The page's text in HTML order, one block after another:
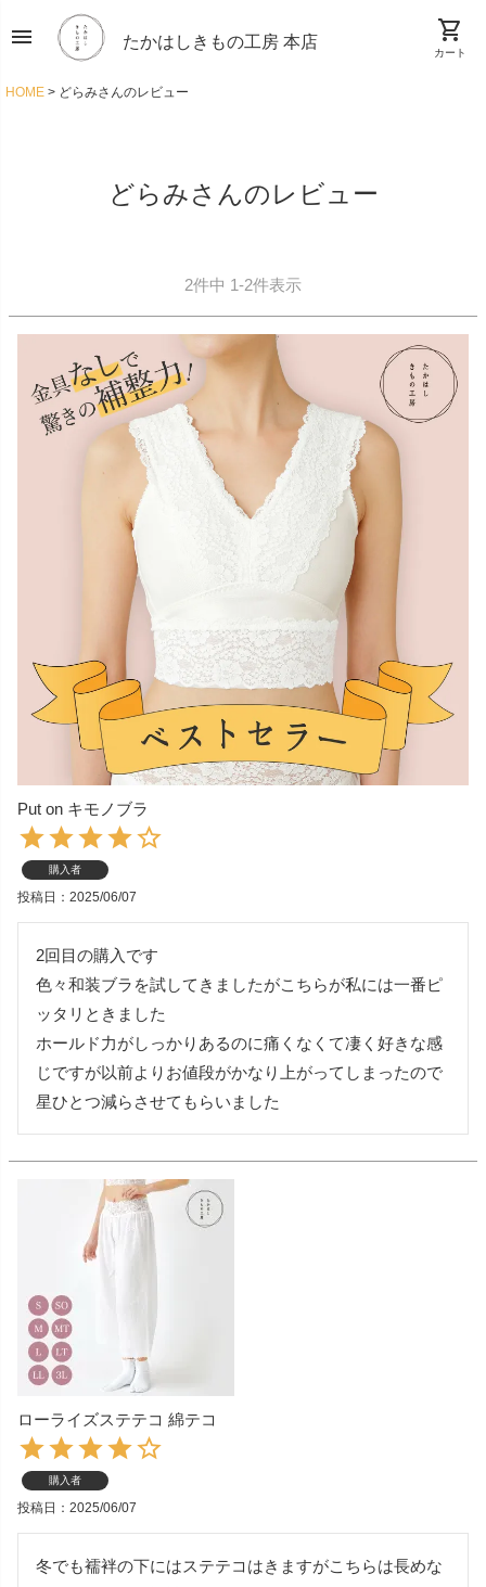
menu たかはしきもの工房 本店 shopping_cart
カート
HOME どらみさんのレビュー
どらみさんのレビュー
2件中 1-2件表示
Put on キモノブラ
購入者
投稿日 2025/06/07
2回目の購入です
色々和装ブラを試してきましたがこちらが私には一番ピ
ッタリときました
ホールド力がしっかりあるのに痛くなくて凄く好きな感
じですが以前よりお値段がかなり上がってしまったので
星ひとつ減らさせてもらいました
ローライズステテコ 綿テコ
購入者
投稿日 2025/06/07
冬でも襦袢の下にはステテコはきますがこちらは長めな